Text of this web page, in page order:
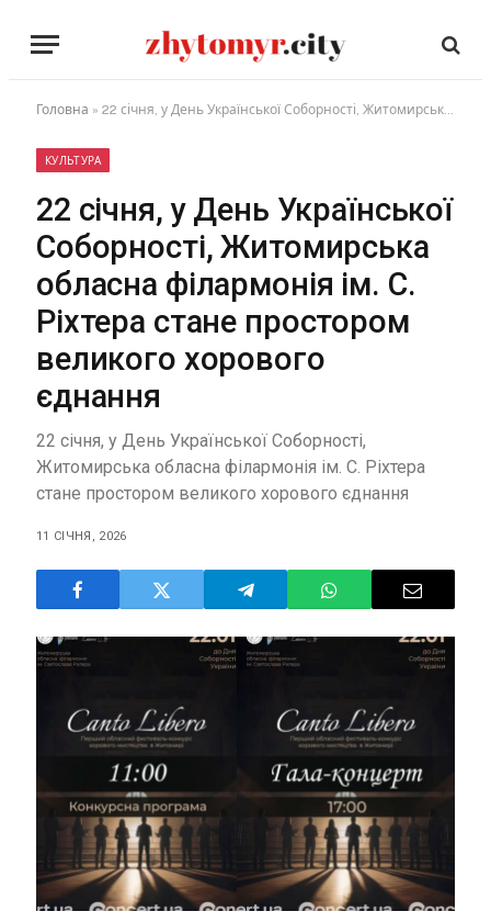
Головна » 22 січня, у День Української Соборності, Житомирська обласна філармонія ім. С. Ріхтера стане простором великого хорового єднання
КУЛЬТУРА
22 січня, у День Української
Соборності, Житомирська
обласна філармонія ім. С.
Ріхтера стане простором
великого хорового
єднання
22 січня, у День Української Соборності,
Житомирська обласна філармонія ім. С. Ріхтера
стане простором великого хорового єднання
11 СІЧНЯ, 2026